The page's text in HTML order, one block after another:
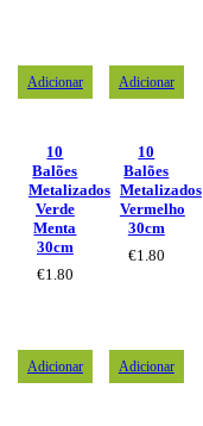
Adicionar
10
Balões
Metalizados
Verde
Menta
30cm
€1.80
Adicionar
10
Balões
Metalizados
Vermelho
30cm
€1.80
Adicionar Adicionar